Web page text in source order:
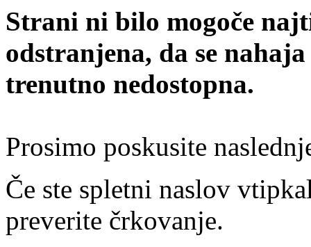
Strani ni bilo mogoče
odstranjena, da se
trenutno nedostopna.
Prosimo poskusite
Če ste spletni naslov
preverite črkovanje.